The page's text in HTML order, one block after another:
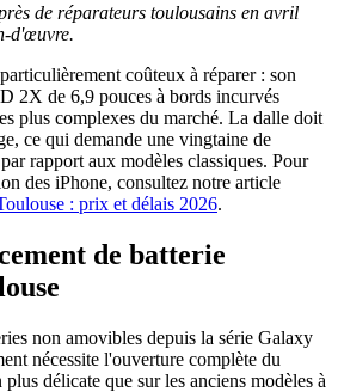
de réparateurs toulousains en avril
d'œuvre.
coûteux à réparer : son
2X de 6,9 pouces à bords incurvés
plus complexes du marché. La dalle doit
ce qui demande une vingtaine de
rapport aux modèles classiques. Pour
des iPhone, consultez notre article
: prix et délais 2026.
de batterie
non amovibles depuis la série Galaxy
nécessite l'ouverture complète du
délicate que sur les anciens modèles à